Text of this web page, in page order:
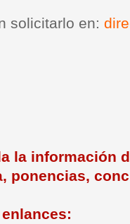
solicitarlo en:
la información
ponencias,